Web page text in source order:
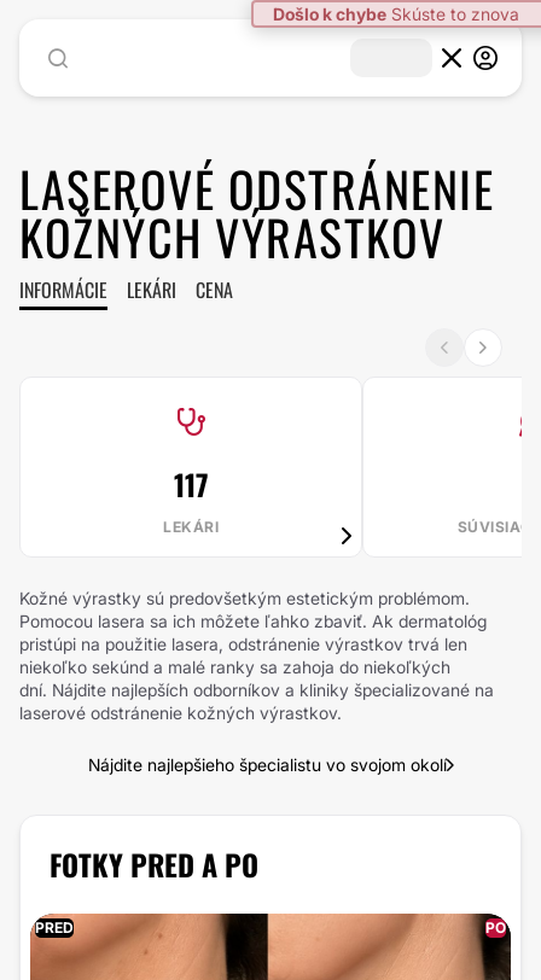
Došlo k chybe Skúste to znova
LASEROVÉ ODSTRÁNENIE
KOŽNÝCH VÝRASTKOV
INFORMÁCIE LEKÁRI CENA
117
LEKÁRI
Kožné výrastky sú predovšetkým estetickým problémom.
Pomocou lasera sa ich môžete ľahko zbaviť. Ak dermatológ
pristúpi na použitie lasera, odstránenie výrastkov trvá len
niekoľko sekúnd a malé ranky sa zahoja do niekoľkých
dní. Nájdite najlepších odborníkov a kliniky špecializované na
laserové odstránenie kožných výrastkov.
Nájdite najlepšieho špecialistu vo svojom okolí
FOTKY PRED A PO
PRED PO